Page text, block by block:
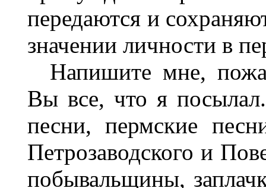
передаются и
значении личности в
Напишите мне,
Вы все, что я
песни, пермские
Петрозаводского и
побывальщины,